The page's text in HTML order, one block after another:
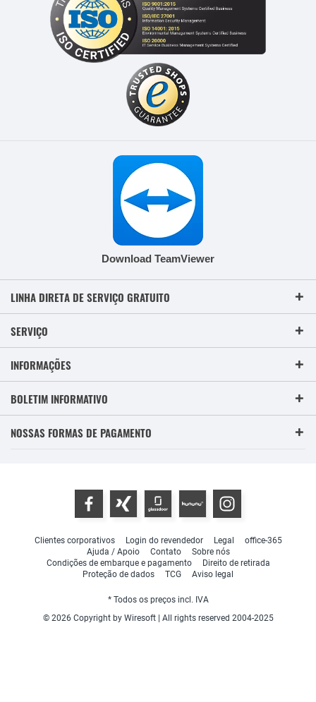
Download TeamViewer
LINHA DIRETA DE SERVIÇO GRATUITO
SERVIÇO
INFORMAÇÕES
BOLETIM INFORMATIVO
NOSSAS FORMAS DE PAGAMENTO
Clientes corporativos Login do revendedor Legal
office-365
Ajuda / Apoio
Contato
Sobre nós
Condições de embarque e pagamento
Direito de retirada
Proteção de dados
TCG Aviso legal
* Todos os preços incl. IVA
© 2026 Copyright by Wiresoft | All rights reserved 2004-2025